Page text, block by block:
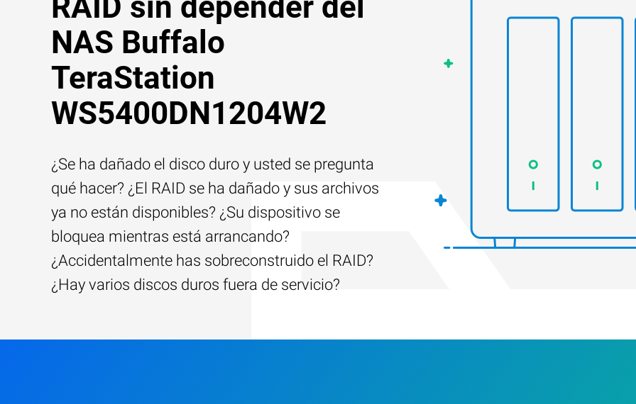
NAS Buffalo
TeraStation
WS5400DN1204W2
¿Se ha dañado el disco duro y usted se pregunta
qué hacer? ¿El RAID se ha dañado y sus archivos
ya no están disponibles? ¿Su dispositivo se
bloquea mientras está arrancando?
¿Accidentalmente has sobreconstruido el RAID?
¿Hay varios discos duros fuera de servicio?